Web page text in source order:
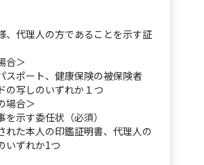
、代理人の方であることを示す証
合＞
スポート、健康保険の被保険者
の写しのいずれか１つ
場合＞
示す委任状（必須）
れた本人の印鑑証明書、代理人の
いずれか1つ